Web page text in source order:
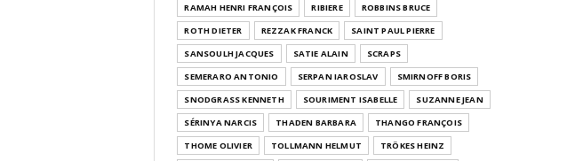
RAMAH HENRI FRANÇOIS
RIBIERE
ROBBINS BRUCE
ROTH DIETER
REZZAK FRANCK
SAINT PAUL PIERRE
SANSOULH JACQUES
SATIE ALAIN
SCRAPS
SEMERARO ANTONIO
SERPAN IAROSLAV
SMIRNOFF BORIS
SNODGRASS KENNETH
SOURIMENT ISABELLE
SUZANNE JEAN
SÉRINYA NARCIS
THADEN BARBARA
THANGO FRANÇOIS
THOME OLIVIER
TOLLMANN HELMUT
TRÖKES HEINZ